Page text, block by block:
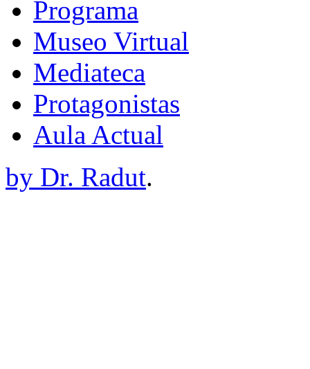
Programa
Museo Virtual
Mediateca
Protagonistas
Aula Actual
by Dr. Radut.